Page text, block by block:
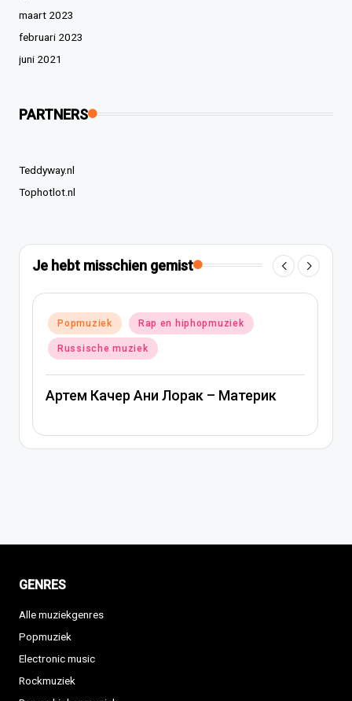
maart 2023
februari 2023
juni 2021
PARTNERS
Teddyway.nl
Tophotlot.nl
Je hebt misschien gemist
Материк
Geplaatst
in
Popmuziek Russische muziek
GENRES
Alle muziekgenres
Popmuziek
Electronic music
Rockmuziek